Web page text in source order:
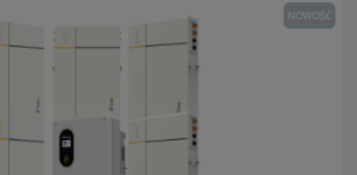
NOWOŚĆ